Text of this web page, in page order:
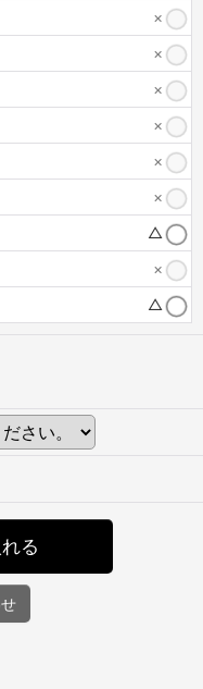
×
×
×
×
×
×
△
×
△
る